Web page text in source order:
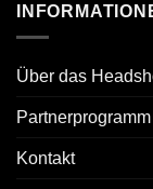
Über das
Partnerprogramm
Kontakt